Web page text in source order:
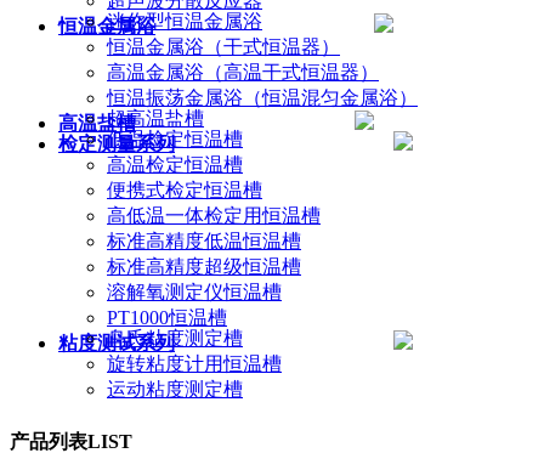
恒温金属浴迷你型恒温金属浴
恒温金属浴（干式恒温器）
高温金属浴（高温干式恒温器）
恒温振荡金属浴（恒温混匀金属浴）
高温盐槽超高温盐槽
检定测量系列
低温检定恒温槽
高温检定恒温槽
便携式检定恒温槽
高低温一体检定用恒温槽
标准高精度低温恒温槽
标准高精度超级恒温槽
溶解氧测定仪恒温槽
PT1000恒温槽
粘度测试系列
乌氏粘度测定槽
旋转粘度计用恒温槽
运动粘度测定槽
产品列表LIST